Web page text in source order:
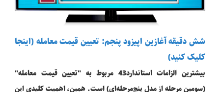
شش دقیقه آغازین اپیزود پنجم: تعیین قیمت معامله (اینجا
کلیک کنید)
بیشترین الزامات استاندارد43 مربوط به "تعیین قیمت معامله"
(سومین مرحله از مدل پنج‌مرحله‌ای) است. همین، اهمیت کلیدی این